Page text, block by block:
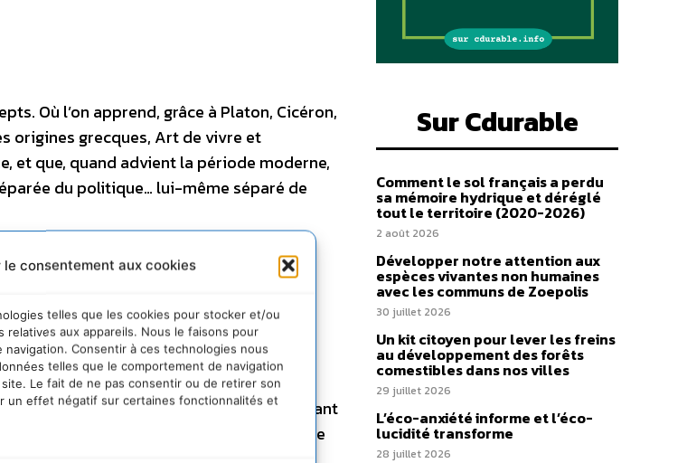
le consentement aux cookies
telles que les cookies pour stocker et/ou
relatives aux appareils. Nous le faisons pour
navigation. Consentir à ces technologies nous
telles que le comportement de navigation
Le fait de ne pas consentir ou de retirer son
un effet négatif sur certaines fonctionnalités et
Où l’on apprend, grâce à Platon, Cicéron,
origines grecques, Art de vivre et
et que, quand advient la période moderne,
du politique… lui-même séparé de
à la culture et à la connaissance, en faisant
partage de savoirs théoriques autant que
Sur Cdurable
Comment le sol français a perdu
sa mémoire hydrique et déréglé
tout le territoire (2020-2026)
2 août 2026
Développer notre attention aux
espèces vivantes non humaines
avec les communs de Zoepolis
30 juillet 2026
Un kit citoyen pour lever les freins
au développement des forêts
comestibles dans nos villes
29 juillet 2026
L’éco-anxiété informe et l’éco-
lucidité transforme
28 juillet 2026